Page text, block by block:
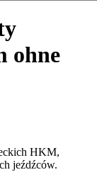
ohne
HKM,
jeźdźców.